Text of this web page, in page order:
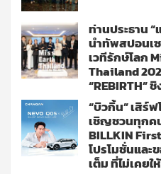
ท่านประธาน
นำทัพสปอนเ
เวทีรักษ์โลก
Thailand
“REBIRTH”
“บิวกิ้น” เสิร์
เชิญชวนทุกคน
BILLKIN
โปรโมชั่นแล
เต็ม ที่ไม่เคย